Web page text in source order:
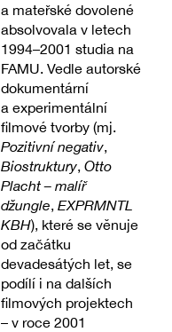
a mateřské dovolené
absolvovala v letech
1994–2001 studia na
FAMU. Vedle autorské
dokumentární
a experimentální
filmové tvorby (mj.
Pozitivní negativ,
Biostruktury, Otto
Placht – malíř
džungle, EXPRMNTL
KBH), které se věnuje
od začátku
devadesátých let, se
podílí i na dalších
filmových projektech
– v roce 2001